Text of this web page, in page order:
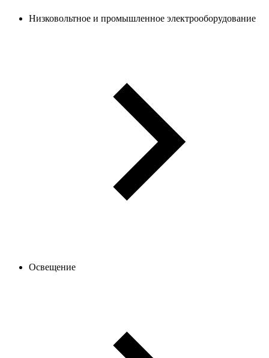
Низковольтное и промышленное электрооборудование
Освещение